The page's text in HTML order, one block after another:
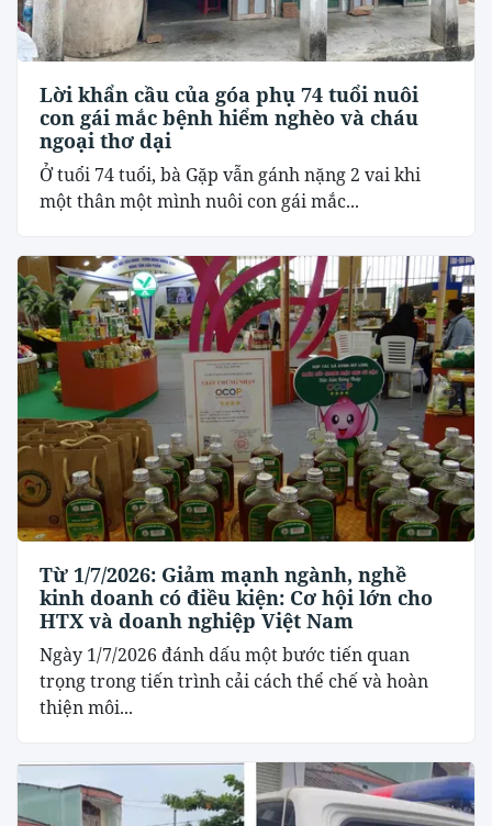
Lời khẩn cầu của góa phụ 74 tuổi nuôi
con gái mắc bệnh hiểm nghèo và cháu
ngoại thơ dại
Ở tuổi 74 tuổi, bà Gặp vẫn gánh nặng 2 vai khi
một thân một mình nuôi con gái mắc...
Từ 1/7/2026: Giảm mạnh ngành, nghề
kinh doanh có điều kiện: Cơ hội lớn cho
HTX và doanh nghiệp Việt Nam
Ngày 1/7/2026 đánh dấu một bước tiến quan
trọng trong tiến trình cải cách thể chế và hoàn
thiện môi...